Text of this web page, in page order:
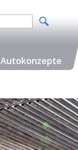
Autokonzepte